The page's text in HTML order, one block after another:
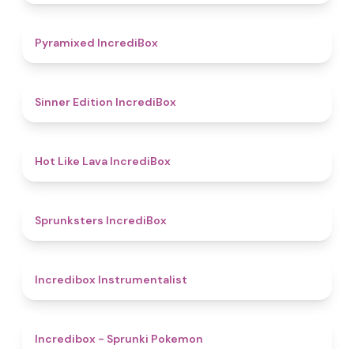
Pyramixed IncrediBox
Sinner Edition IncrediBox
Hot Like Lava IncrediBox
Sprunksters IncrediBox
Incredibox Instrumentalist
Incredibox - Sprunki Pokemon